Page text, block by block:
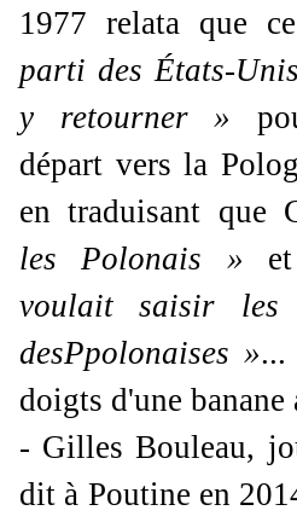
1977 relata que
parti des États-
y retourner »
départ vers la
en traduisant que
les Polonais »
voulait saisir les
desPpolonaises »...
doigts d'une banane
- Gilles Bouleau,
dit à Poutine en